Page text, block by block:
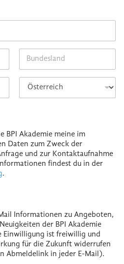
Province /
Region
BPI Akademie meine im
Daten zum Zweck der
und zur Kontaktaufnahme
findest du in der
.
Informationen zu Angeboten,
der BPI Akademie
Einwilligung ist freiwillig und
für die Zukunft widerrufen
Abmeldelink in jeder E-Mail).